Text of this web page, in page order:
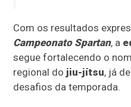
Com os resultados
Campeonato Spartan, a
segue fortalecendo o
regional do jiu-jítsu, já
desafios da temporada.